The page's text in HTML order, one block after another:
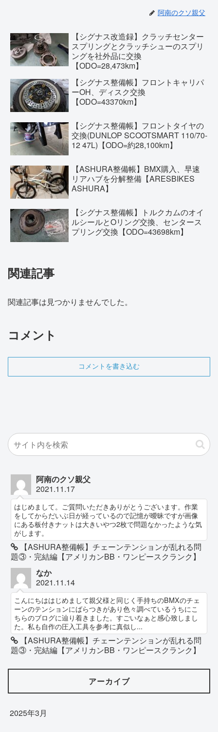
阿南のクソ親父
【シグナス改造録】クラッチセンター
スプリングとクラッチシューのスプリ
ングを社外品に交換
【ODO=28,473km】
【シグナス整備帳】フロントキャリパ
ーOH、ディスク交換
【ODO=43370km】
【シグナス整備帳】フロントタイヤの
交換(DUNLOP SCOOTSMART 110/70-
12 47L)【ODO=約28,100km】
【ASHURA整備帳】BMX購入、早速
リアハブを分解整備【ARESBIKES
ASHURA】
【シグナス整備帳】トルクカムのオイ
ルシールとOリング交換、センタース
プリング交換【ODO=43698km】
関連記事
関連記事は見つかりませんでした。
コメント
コメントを書き込む
阿南のクソ親父
2021.11.17
はじめまして。ご質問いただきありがとうございます。作業
をしてからだいぶ日が経っているので記憶が曖昧ですが画像
にある板付きナットは大きいやつ2枚で問題なかったような気
がします。
【ASHURA整備帳】チェーンテンションが乱れる問
題③・完結編【アメリカンBB・ワンピースクランク】
なか
2021.11.14
こんにちははじめまして親父様と同じく手持ちのBMXのチェ
ーンのテンションにばらつきがあり色々調べているうちにこ
ちらのブログに辿り着きました。すごいなぁと感心致しまし
た。私も自作の圧入工具を参考に真似し...
【ASHURA整備帳】チェーンテンションが乱れる問
題③・完結編【アメリカンBB・ワンピースクランク】
アーカイブ
2025年3月